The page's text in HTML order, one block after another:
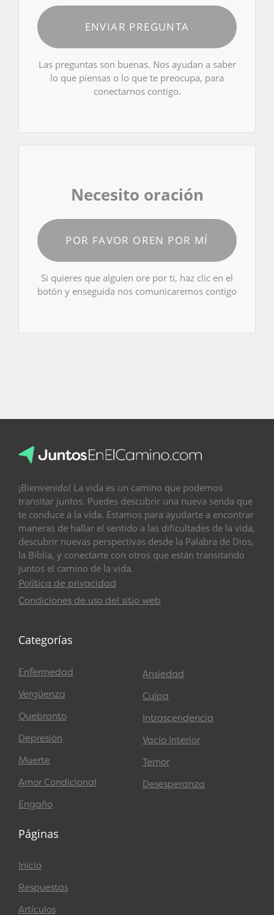
ENVIAR PREGUNTA
Las preguntas son buenas. Nos ayudan a saber
lo que piensas o lo que te preocupa, para
conectarnos contigo.
Necesito oración
POR FAVOR OREN POR MÍ
Si quieres que alguien ore por ti, haz clic en el
botón y enseguida nos comunicaremos contigo
¡Bienvenido! La vida es un camino que podemos
transitar juntos. Puedes descubrir una nueva senda que
te conduce a la vida. Estamos para ayudarte a encontrar
maneras de hallar el sentido a las dificultades de la vida,
descubrir nuevas perspectivas desde la Palabra de Dios,
la Biblia, y conectarte con otros que están transitando
juntos el camino de la vida.
Política de privacidad
Condiciones de uso del sitio web
Categorías
Enfermedad
Vergüenza
Quebranto
Depresión
Muerte
Amor Condicional
Engaño
Ansiedad
Culpa
Intrascendencia
Vacío Interior
Temor
Desesperanza
Páginas
Inicio
Respuestas
Artículos